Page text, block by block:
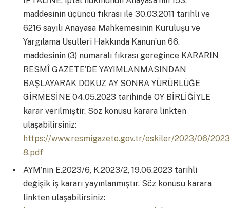
maddesinin üçüncü fıkrası ile 30.03.2011 tarihli ve
6216 sayılı Anayasa Mahkemesinin Kuruluşu ve
Yargılama Usulleri Hakkında Kanun’un 66.
maddesinin (3) numaralı fıkrası gereğince KARARIN
RESMÎ GAZETE’DE YAYIMLANMASINDAN
BAŞLAYARAK DOKUZ AY SONRA YÜRÜRLÜĞE
GİRMESİNE 04.05.2023 tarihinde OY BİRLİĞİYLE
karar verilmiştir. Söz konusu karara linkten
ulaşabilirsiniz:
https://www.resmigazete.gov.tr/eskiler/2023/06/
8.pdf
AYM’nin E.2023/6, K.2023/2, 19.06.2023 tarihli
değişik iş kararı yayınlanmıştır. Söz konusu karara
linkten ulaşabilirsiniz: